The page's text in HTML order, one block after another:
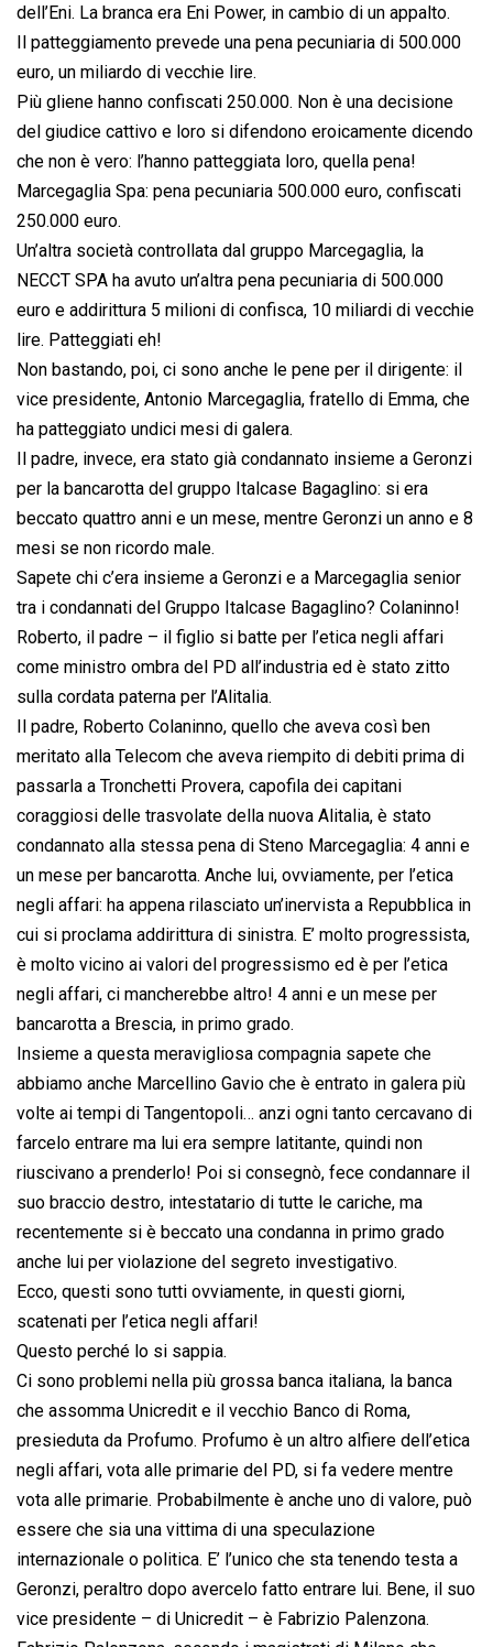
dell’Eni. La branca era Eni Power, in cambio di un appalto.
Il patteggiamento prevede una pena pecuniaria di 500.000
euro, un miliardo di vecchie lire.
Più gliene hanno confiscati 250.000. Non è una decisione
del giudice cattivo e loro si difendono eroicamente dicendo
che non è vero: l’hanno patteggiata loro, quella pena!
Marcegaglia Spa: pena pecuniaria 500.000 euro, confiscati
250.000 euro.
Un’altra società controllata dal gruppo Marcegaglia, la
NECCT SPA ha avuto un’altra pena pecuniaria di 500.000
euro e addirittura 5 milioni di confisca, 10 miliardi di vecchie
lire. Patteggiati eh!
Non bastando, poi, ci sono anche le pene per il dirigente: il
vice presidente, Antonio Marcegaglia, fratello di Emma, che
ha patteggiato undici mesi di galera.
Il padre, invece, era stato già condannato insieme a Geronzi
per la bancarotta del gruppo Italcase Bagaglino: si era
beccato quattro anni e un mese, mentre Geronzi un anno e 8
mesi se non ricordo male.
Sapete chi c’era insieme a Geronzi e a Marcegaglia senior
tra i condannati del Gruppo Italcase Bagaglino? Colaninno!
Roberto, il padre – il figlio si batte per l’etica negli affari
come ministro ombra del PD all’industria ed è stato zitto
sulla cordata paterna per l’Alitalia.
Il padre, Roberto Colaninno, quello che aveva così ben
meritato alla Telecom che aveva riempito di debiti prima di
passarla a Tronchetti Provera, capofila dei capitani
coraggiosi delle trasvolate della nuova Alitalia, è stato
condannato alla stessa pena di Steno Marcegaglia: 4 anni e
un mese per bancarotta. Anche lui, ovviamente, per l’etica
negli affari: ha appena rilasciato un’inervista a Repubblica in
cui si proclama addirittura di sinistra. E’ molto progressista,
è molto vicino ai valori del progressismo ed è per l’etica
negli affari, ci mancherebbe altro! 4 anni e un mese per
bancarotta a Brescia, in primo grado.
Insieme a questa meravigliosa compagnia sapete che
abbiamo anche Marcellino Gavio che è entrato in galera più
volte ai tempi di Tangentopoli… anzi ogni tanto cercavano di
farcelo entrare ma lui era sempre latitante, quindi non
riuscivano a prenderlo! Poi si consegnò, fece condannare il
suo braccio destro, intestatario di tutte le cariche, ma
recentemente si è beccato una condanna in primo grado
anche lui per violazione del segreto investigativo.
Ecco, questi sono tutti ovviamente, in questi giorni,
scatenati per l’etica negli affari!
Questo perché lo si sappia.
Ci sono problemi nella più grossa banca italiana, la banca
che assomma Unicredit e il vecchio Banco di Roma,
presieduta da Profumo. Profumo è un altro alfiere dell’etica
negli affari, vota alle primarie del PD, si fa vedere mentre
vota alle primarie. Probabilmente è anche uno di valore, può
essere che sia una vittima di una speculazione
internazionale o politica. E’ l’unico che sta tenendo testa a
Geronzi, peraltro dopo avercelo fatto entrare lui. Bene, il suo
vice presidente – di Unicredit – è Fabrizio Palenzona.